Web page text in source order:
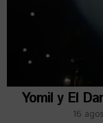
Yomil y El
16